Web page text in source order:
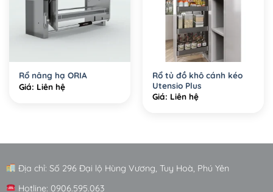
Rổ nâng hạ ORIA
Giá: Liên hệ
Rổ tủ đồ khô cánh kéo
Utensio Plus
Giá: Liên hệ
Địa chỉ: Số 296 Đại lộ Hùng Vương, Tuy Hoà, Phú Yên
Hotline: 0906.595.063